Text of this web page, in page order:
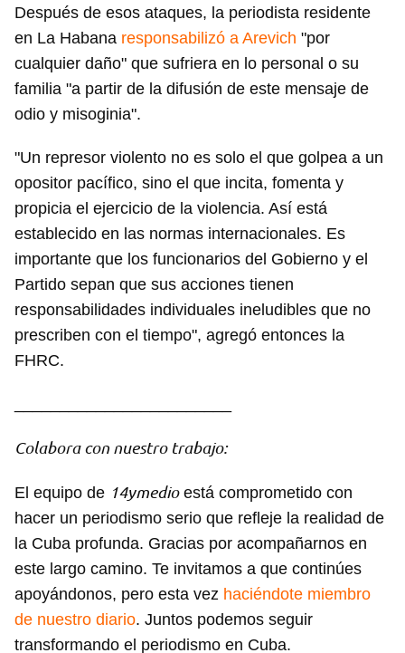
Guardar como favorito
Después de esos ataques, la periodista residente
en La Habana responsabilizó a Arevich "por
cualquier daño" que sufriera en lo personal o su
familia "a partir de la difusión de este mensaje de
odio y misoginia".
"Un represor violento no es solo el que golpea a un
opositor pacífico, sino el que incita, fomenta y
propicia el ejercicio de la violencia. Así está
establecido en las normas internacionales. Es
importante que los funcionarios del Gobierno y el
Partido sepan que sus acciones tienen
responsabilidades individuales ineludibles que no
prescriben con el tiempo", agregó entonces la
FHRC.
Colabora con nuestro trabajo:
El equipo de 14ymedioestá comprometido con
hacer un periodismo serio que refleje la realidad de
la Cuba profunda. Gracias por acompañarnos en
este largo camino. Te invitamos a que continúes
apoyándonos, pero esta vez haciéndote miembro
de nuestro diario. Juntos podemos seguir
transformando el periodismo en Cuba.